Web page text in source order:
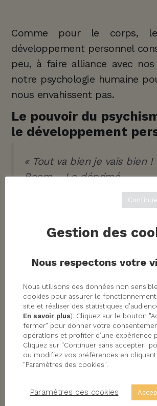
Comme pour le corps,
développement personnel
peu, à faire alliance avec
notre psychologie humaine
nous envahissent pas.
Le pouvoir du
le développement
« Tout va bien je vais bien !
Boom – Le déprimé
mes tristesses, mes
émotions négatives qui
Il est tellement plus simple
derrière le masque du « tout
Il en va pourtant de notre
savoir reconnaître qu’à côté
positives que l’on sait
véhiculer (joie, fierté,
premières sont bien
Gestion des
Nous respectons votre
Nous utilisons des données non
cookies pour assurer le
site et réaliser des statistiques
En savoir plus). Cliquez sur le bouton
fermer" pour donner votre
opérations et profiter d’une expérience
Cliquez sur "Continuer sans accepter"
ou modifiez vos préférences en
"Paramètres des cookies".
Paramètres des cookies